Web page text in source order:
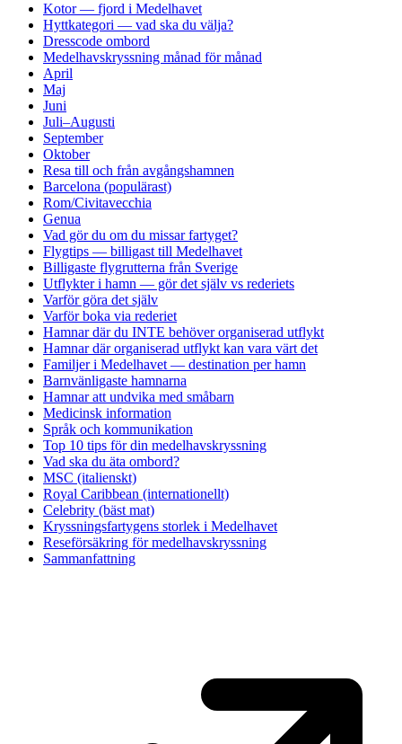
Kotor — fjord i Medelhavet
Hyttkategori — vad ska du välja?
Dresscode ombord
Medelhavskryssning månad för månad
April
Maj
Juni
Juli–Augusti
September
Oktober
Resa till och från avgångshamnen
Barcelona (populärast)
Rom/Civitavecchia
Genua
Vad gör du om du missar fartyget?
Flygtips — billigast till Medelhavet
Billigaste flygrutterna från Sverige
Utflykter i hamn — gör det själv vs rederiets
Varför göra det själv
Varför boka via rederiet
Hamnar där du INTE behöver organiserad utflykt
Hamnar där organiserad utflykt kan vara värt det
Familjer i Medelhavet — destination per hamn
Barnvänligaste hamnarna
Hamnar att undvika med småbarn
Medicinsk information
Språk och kommunikation
Top 10 tips för din medelhavskryssning
Vad ska du äta ombord?
MSC (italienskt)
Royal Caribbean (internationellt)
Celebrity (bäst mat)
Kryssningsfartygens storlek i Medelhavet
Reseförsäkring för medelhavskryssning
Sammanfattning